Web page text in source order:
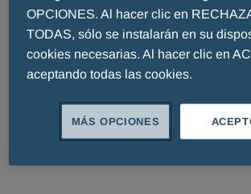
Higiene
Marcas
OPCIONES. Al hacer clic en
TODAS, sólo se instalarán en su
cookies necesarias. Al hacer clic en
aceptando todas las cookies.
MÁS OPCIONES